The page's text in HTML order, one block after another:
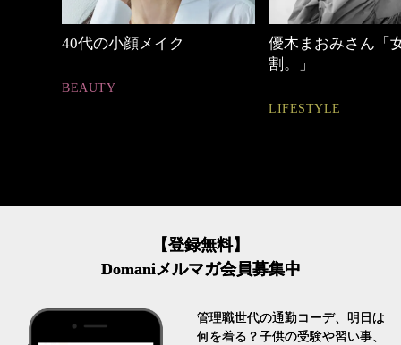
40代の小顔メイク
BEAUTY
優木まおみさん「
割。」
LIFESTYLE
【登録無料】
Domaniメルマガ会員募集中
管理職世代の通勤コーデ、明日は
何を着る？子供の受験や習い事、